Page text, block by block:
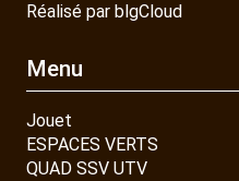
Réalisé par blgCloud
Menu
Jouet
ESPACES VERTS
QUAD SSV UTV